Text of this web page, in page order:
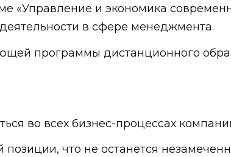
«Управление и экономика
в сфере менеджмента.
программы дистанционного
во всех бизнес-процессах
что не останется